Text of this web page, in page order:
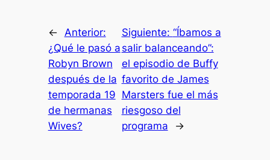
←
Anterior:
¿Qué le pasó a
Robyn Brown
después de la
temporada 19
de hermanas
Wives?
Siguiente: “Íbamos a
salir balanceando”:
el episodio de Buffy
favorito de James
Marsters fue el más
riesgoso del
programa
→